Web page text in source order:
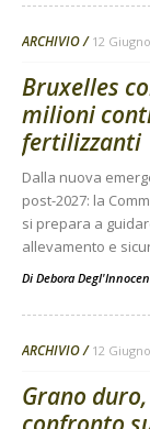
ARCHIVIO 12
Bruxelles
milioni
fertilizzanti
Dalla nuova
post-2027: la
si prepara a
allevamento e
Di Debora
ARCHIVIO 12
Grano